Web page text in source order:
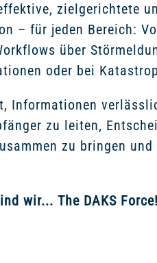
zielgerichtete
– für jeden Bereich:
über
oder bei
Informationen
zu leiten,
zu bringen und
wir... The DAKS Force!